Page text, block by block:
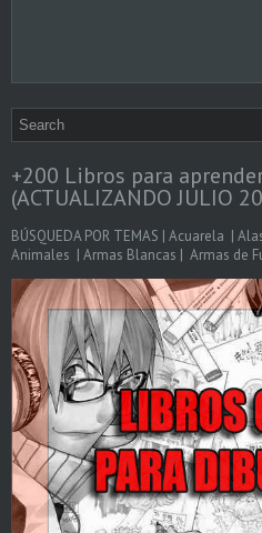
+200 Libros para
(ACTUALIZANDO JULIO
BÚSQUEDA POR TEMAS | Acuarela |
Animales | Armas Blancas | Armas de